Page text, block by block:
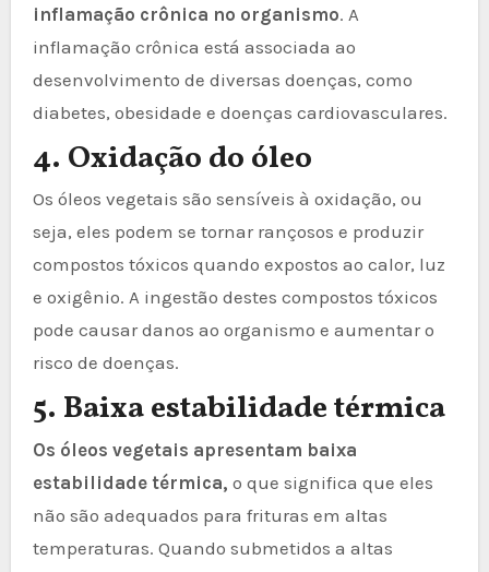
inflamação crônica no organismo. A
inflamação crônica está associada ao
desenvolvimento de diversas doenças, como
diabetes, obesidade e doenças cardiovasculares.
4. Oxidação do óleo
Os óleos vegetais são sensíveis à oxidação, ou
seja, eles podem se tornar rançosos e produzir
compostos tóxicos quando expostos ao calor, luz
e oxigênio. A ingestão destes compostos tóxicos
pode causar danos ao organismo e aumentar o
risco de doenças.
5. Baixa estabilidade térmica
Os óleos vegetais apresentam baixa
estabilidade térmica, o que significa que eles
não são adequados para frituras em altas
temperaturas. Quando submetidos a altas